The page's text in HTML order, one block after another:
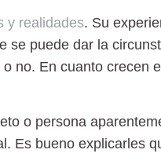
y realidades. Su
se puede dar la
no. En cuanto crecen
o persona
Es bueno explicarles